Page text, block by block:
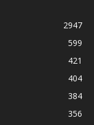
2947
599
421
404
384
356